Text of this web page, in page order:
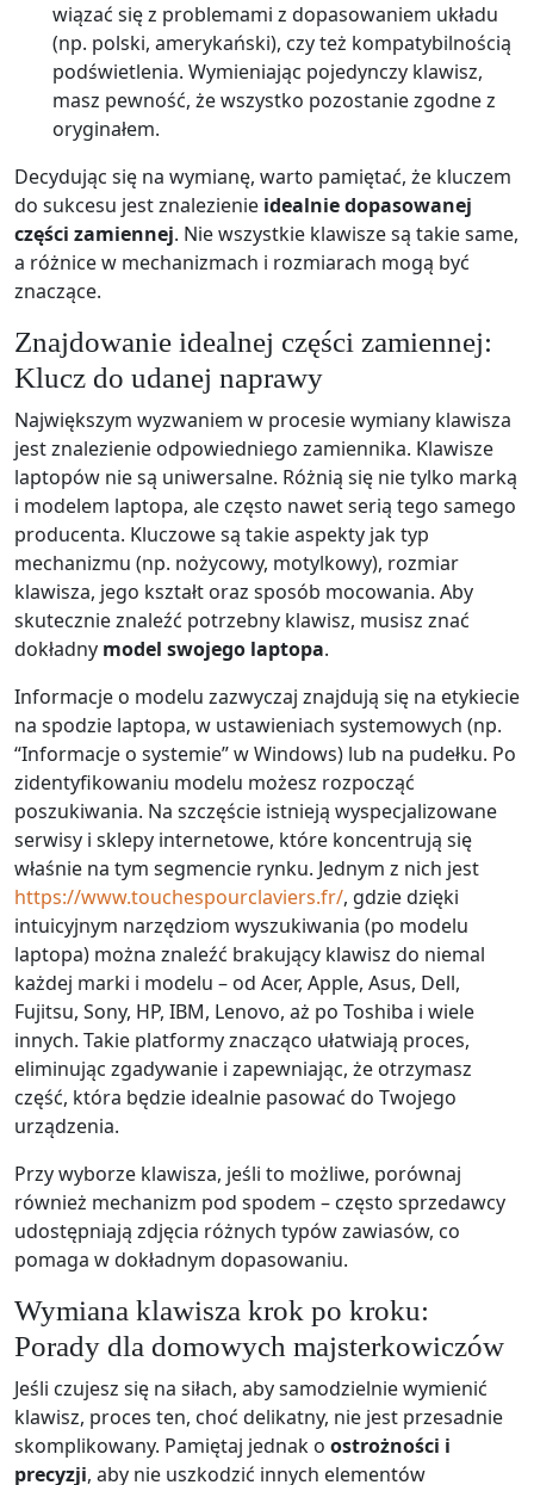
wiązać się z problemami z dopasowaniem układu
(np. polski, amerykański), czy też kompatybilnością
podświetlenia. Wymieniając pojedynczy klawisz,
masz pewność, że wszystko pozostanie zgodne z
oryginałem.
Decydując się na wymianę, warto pamiętać, że kluczem
do sukcesu jest znalezienie idealnie dopasowanej
części zamiennej. Nie wszystkie klawisze są takie same,
a różnice w mechanizmach i rozmiarach mogą być
znaczące.
Znajdowanie idealnej części zamiennej:
Klucz do udanej naprawy
Największym wyzwaniem w procesie wymiany klawisza
jest znalezienie odpowiedniego zamiennika. Klawisze
laptopów nie są uniwersalne. Różnią się nie tylko marką
i modelem laptopa, ale często nawet serią tego samego
producenta. Kluczowe są takie aspekty jak typ
mechanizmu (np. nożycowy, motylkowy), rozmiar
klawisza, jego kształt oraz sposób mocowania. Aby
skutecznie znaleźć potrzebny klawisz, musisz znać
dokładny model swojego laptopa.
Informacje o modelu zazwyczaj znajdują się na etykiecie
na spodzie laptopa, w ustawieniach systemowych (np.
“Informacje o systemie” w Windows) lub na pudełku. Po
zidentyfikowaniu modelu możesz rozpocząć
poszukiwania. Na szczęście istnieją wyspecjalizowane
serwisy i sklepy internetowe, które koncentrują się
właśnie na tym segmencie rynku. Jednym z nich jest
https://www.touchespourclaviers.fr/, gdzie dzięki
intuicyjnym narzędziom wyszukiwania (po modelu
laptopa) można znaleźć brakujący klawisz do niemal
każdej marki i modelu – od Acer, Apple, Asus, Dell,
Fujitsu, Sony, HP, IBM, Lenovo, aż po Toshiba i wiele
innych. Takie platformy znacząco ułatwiają proces,
eliminując zgadywanie i zapewniając, że otrzymasz
część, która będzie idealnie pasować do Twojego
urządzenia.
Przy wyborze klawisza, jeśli to możliwe, porównaj
również mechanizm pod spodem – często sprzedawcy
udostępniają zdjęcia różnych typów zawiasów, co
pomaga w dokładnym dopasowaniu.
Wymiana klawisza krok po kroku:
Porady dla domowych majsterkowiczów
Jeśli czujesz się na siłach, aby samodzielnie wymienić
klawisz, proces ten, choć delikatny, nie jest przesadnie
skomplikowany. Pamiętaj jednak o ostrożności i
precyzji, aby nie uszkodzić innych elementów